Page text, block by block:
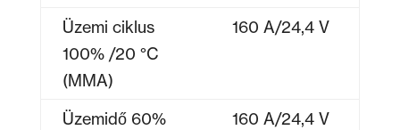
Üzemi ciklus
100% /20 °C
(MMA)
160 A/24,4 V
Üzemidő 60%
160 A/24,4 V